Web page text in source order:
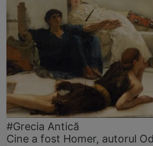
#Grecia Antică
Cine a fost Homer, autorul